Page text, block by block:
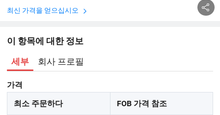
최신 가격을 얻으십시오
이 항목에 대한 정보
세부 회사 프로필
가격
최소 주문하다 FOB 가격 참조